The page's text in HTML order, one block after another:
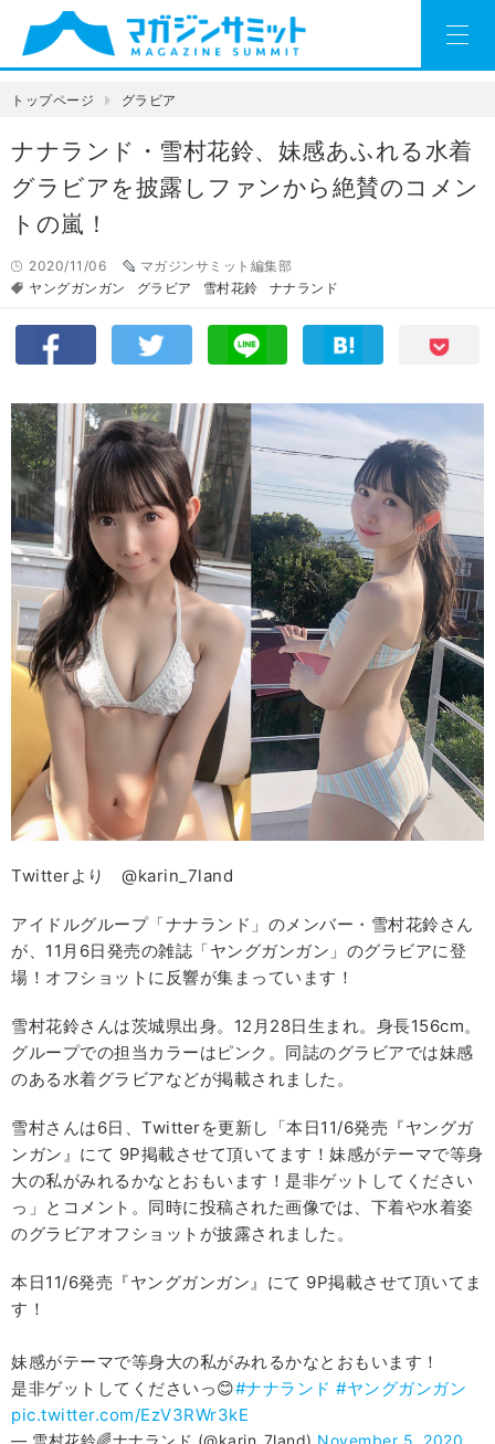
トップページ グラビア
ナナランド・雪村花鈴、妹感あふれる水着
グラビアを披露しファンから絶賛のコメン
トの嵐！
2020/11/06
マガジンサミット編集部
ヤングガンガン
グラビア 雪村花鈴 ナナランド
Twitterより @karin_7land
アイドルグループ「ナナランド」のメンバー・雪村花鈴さん
が、11月6日発売の雑誌「ヤングガンガン」のグラビアに登
場！オフショットに反響が集まっています！
雪村花鈴さんは茨城県出身。12月28日生まれ。身長156cm。
グループでの担当カラーはピンク。同誌のグラビアでは妹感
のある水着グラビアなどが掲載されました。
雪村さんは6日、Twitterを更新し「本日11/6発売『ヤングガ
ンガン』にて 9P掲載させて頂いてます！妹感がテーマで等身
大の私がみれるかなとおもいます！是非ゲットしてください
っ」とコメント。同時に投稿された画像では、下着や水着姿
のグラビアオフショットが披露されました。
本日11/6発売『ヤングガンガン』にて 9P掲載させて頂いてま
す！
妹感がテーマで等身大の私がみれるかなとおもいます！
是非ゲットしてくださいっ😊#ナナランド #ヤングガンガン
pic.twitter.com/EzV3RWr3kE
— 雪村花鈴🌈ナナランド (@karin_7land) November 5, 2020